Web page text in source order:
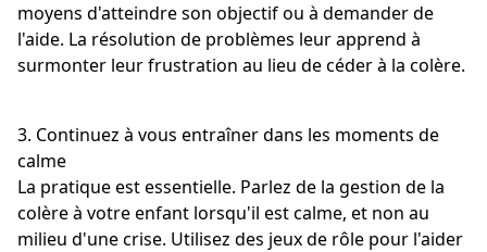
moyens d'atteindre son objectif ou à demander de
l'aide. La résolution de problèmes leur apprend à
surmonter leur frustration au lieu de céder à la colère.
3. Continuez à vous entraîner dans les moments de
calme
La pratique est essentielle. Parlez de la gestion de la
colère à votre enfant lorsqu'il est calme, et non au
milieu d'une crise. Utilisez des jeux de rôle pour l'aider